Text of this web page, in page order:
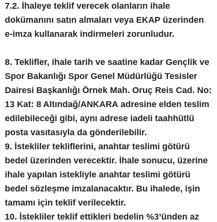
7.2. İhaleye teklif verecek olanların ihale
dokümanını satın almaları veya EKAP üzerinden
e-imza kullanarak indirmeleri zorunludur.
8. Teklifler, ihale tarih ve saatine kadar Gençlik ve
Spor Bakanlığı Spor Genel Müdürlüğü Tesisler
Dairesi Başkanlığı Örnek Mah. Oruç Reis Cad. No:
13 Kat: 8 Altındağ/ANKARA adresine elden teslim
edilebileceği gibi, aynı adrese iadeli taahhütlü
posta vasıtasıyla da gönderilebilir.
9. İstekliler tekliflerini, anahtar teslimi götürü
bedel üzerinden verecektir. İhale sonucu, üzerine
ihale yapılan istekliyle anahtar teslimi götürü
bedel sözleşme imzalanacaktır. Bu ihalede, işin
tamamı için teklif verilecektir.
10. İstekliler teklif ettikleri bedelin %3’ünden az